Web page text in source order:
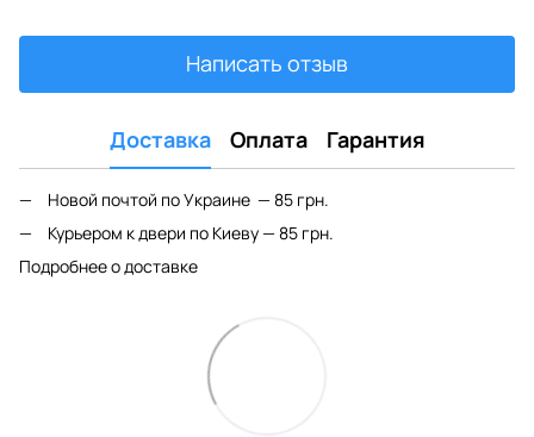
Написать отзыв
Доставка Оплата Гарантия
Новой почтой по Украине — 85 грн.
Курьером к двери по Киеву — 85 грн.
Подробнее о доставке